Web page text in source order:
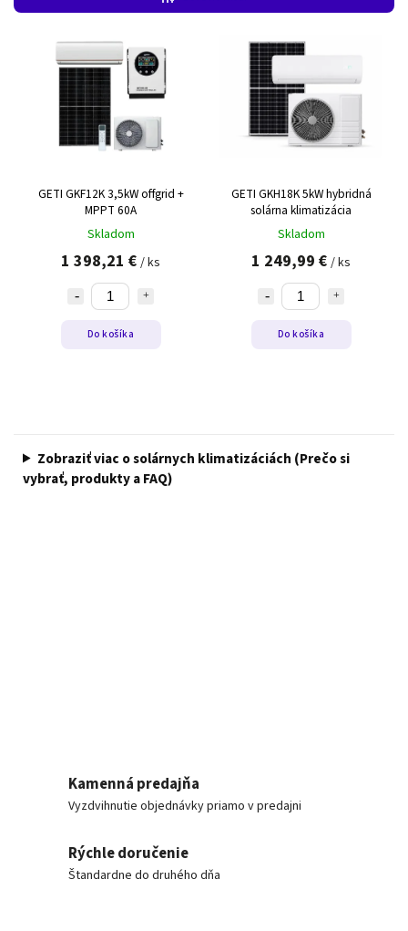
Najdrahšie
Abecedne
GETI GKF12K 3,5kW offgrid +
MPPT 60A
Skladom
1 398,21 € / ks
Do košíka
GETI GKH18K 5kW hybridná
solárna klimatizácia
Skladom
1 249,99 € / ks
Do košíka
Zobraziť viac o solárnych klimatizáciách (Prečo si
vybrať, produkty a FAQ)
Kamenná predajňa
Vyzdvihnutie objednávky priamo v predajni
Rýchle doručenie
Štandardne do druhého dňa